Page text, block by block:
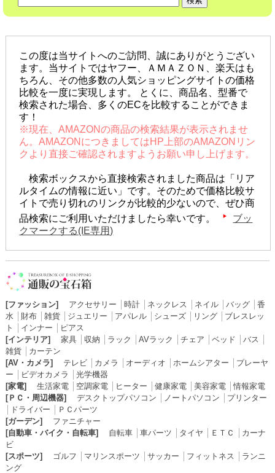
この度は当サイトへのご訪問、誠にありがとうござい
ます。当サイトではヤフー、ＡＭＡＺＯＮ、楽天はも
ちろん、その他多数の人気ショッピングサイトの価格
比較を一度に実現します。 とくに、商品名、型番で
検索された場合、多くのECを比較することができま
す！
※現在、AMAZONの商品の検索結果が表示されませ
ん。AMAZONにつきましてはHP上部のAMAZONリン
クより直接ご確認されますようお願い申し上げます。
検索ボックスから直接検索されました商品は「リア
ルタイムの情報に近い」です。そのためで価格比較サ
イトで売り切れのリンクが比較的少ないので、ぜひ商
品検索にご利用いただけましたら幸いです。
ブッ
クマークする(IE専用)
[ファッション] アクセサリー 時計│ ネックレス ネイル│ バッグ│ 香
水
財布│ 雑貨│ ジュエリー アパレル│ シューズ│ リング│ ブレスレッ
ト
インナー
ピアス
[インテリア]
家具│ 収納 ラック AVラック チェア ベッド バス
雑貨│ カーテン
[AV・カメラ]
テレビ│ カメラ オーディオ ホームシアター
プレーヤ
ー
ビデオカメラ
光学機器
[家電]
生活家電│ 空調家電│ ヒーター 健康家電│ 美容家電│情報家電
[ＰＣ・周辺機器]
デスクトップパソコン ノートパソコン
プリンター
ドライバー
ＰＣパーツ
[ガーデン]
ファニチャー
[自動車・バイク・自転車]
自転車│ 車パーツ タイヤ ＥＴＣ
カーナ
ビ
[スポーツ]
ゴルフ マリンスポーツ サッカー フィットネス
ランニ
ング